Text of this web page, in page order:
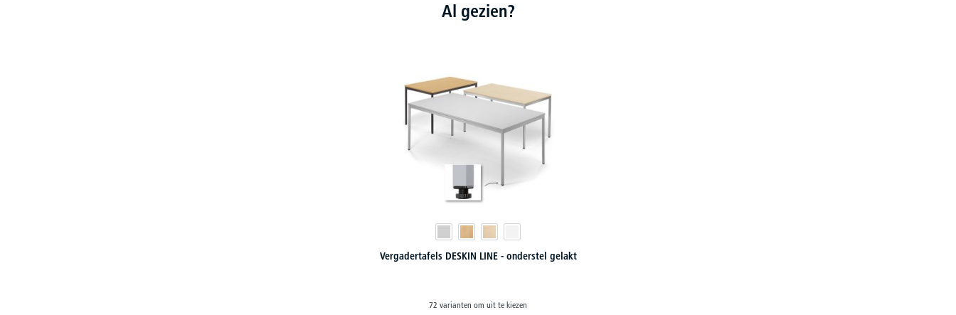
Al gezien?
Vergadertafels DESKIN LINE - onderstel gelakt
72 varianten om uit te kiezen